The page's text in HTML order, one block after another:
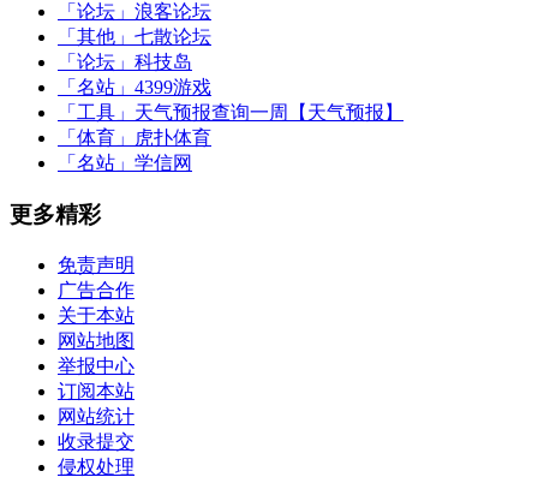
「论坛」 浪客论坛
「其他」 七散论坛
「论坛」 科技岛
「名站」 4399游戏
「工具」 天气预报查询一周【天气预报】
「体育」
虎扑体育
「名站」 学信网
更多精彩
免责声明
广告合作
关于本站
网站地图
举报中心
订阅本站
网站统计
收录提交
侵权处理